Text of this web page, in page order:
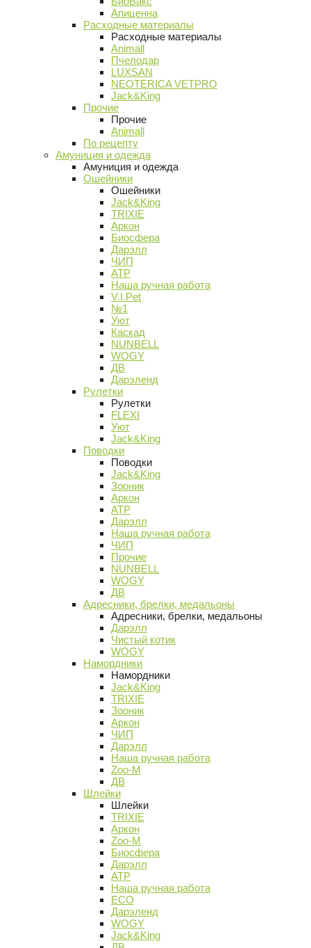
Апиценна
Расходные материалы
Расходные материалы
Animall
Пчелодар
LUXSAN
NEOTERICA VETPRO
Jack&King
Прочие
Прочие
Animall
По рецепту
Амуниция и одежда
Амуниция и одежда
Ошейники
Ошейники
Jack&King
TRIXIE
Аркон
Биосфера
Дарэлл
ЧИП
АТР
Наша ручная работа
V.I.Pet
№1
Уют
Каскад
NUNBELL
WOGY
ДВ
Дарэленд
Рулетки
Рулетки
FLEXI
Уют
Jack&King
Поводки
Поводки
Jack&King
Зооник
Аркон
АТР
Дарэлл
Наша ручная работа
ЧИП
Прочие
NUNBELL
WOGY
ДВ
Адресники, брелки, медальоны
Адресники, брелки, медальоны
Дарэлл
Чистый котик
WOGY
Намордники
Намордники
Jack&King
TRIXIE
Зооник
Аркон
ЧИП
Дарэлл
Наша ручная работа
Zoo-M
ДВ
Шлейки
Шлейки
TRIXIE
Аркон
Zoo-M
Биосфера
Дарэлл
АТР
Наша ручная работа
ECO
Дарэленд
WOGY
Jack&King